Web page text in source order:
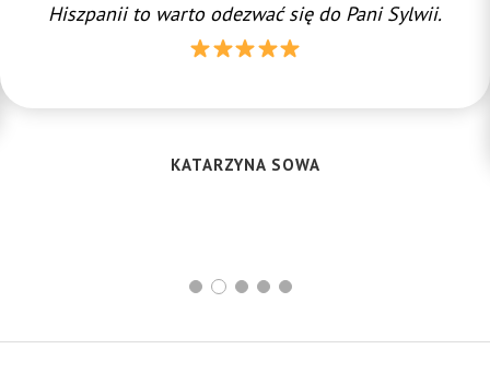
Hiszpanii to warto odezwać się do Pani Sylwii.
KATARZYNA SOWA